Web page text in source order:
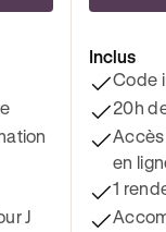
J
Inclus
Code
20h
en
1